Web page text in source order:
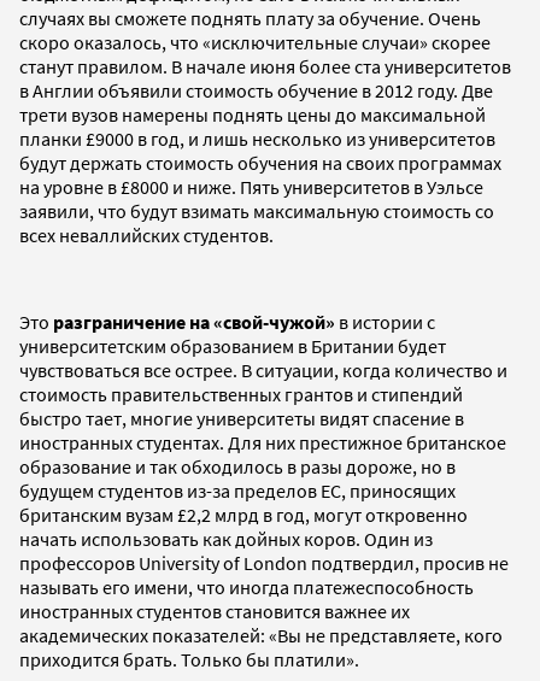
случаях вы сможете поднять плату за обучение. Очень
скоро оказалось, что «исключительные случаи» скорее
станут правилом. В начале июня более ста университетов
в Англии объявили стоимость обучение в 2012 году. Две
трети вузов намерены поднять цены до максимальной
планки £9000 в год, и лишь несколько из университетов
будут держать стоимость обучения на своих программах
на уровне в £8000 и ниже. Пять университетов в Уэльсе
заявили, что будут взимать максимальную стоимость со
всех неваллийских студентов.
Это разграничение на «свой-чужой» в истории с
университетским образованием в Британии будет
чувствоваться все острее. В ситуации, когда количество и
стоимость правительственных грантов и стипендий
быстро тает, многие университеты видят спасение в
иностранных студентах. Для них престижное британское
образование и так обходилось в разы дороже, но в
будущем студентов из-за пределов ЕС, приносящих
британским вузам £2,2 млрд в год, могут откровенно
начать использовать как дойных коров. Один из
профессоров University of London подтвердил, просив не
называть его имени, что иногда платежеспособность
иностранных студентов становится важнее их
академических показателей: «Вы не представляете, кого
приходится брать. Только бы платили».